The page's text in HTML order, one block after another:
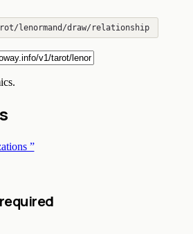
lenormand/draw/relationship
”